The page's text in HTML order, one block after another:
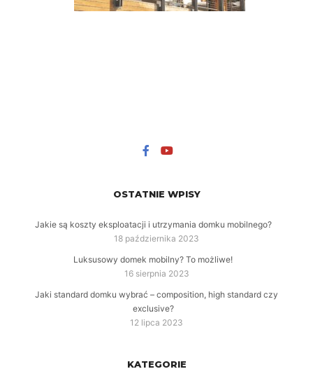
OSTATNIE WPISY
Jakie są koszty eksploatacji i utrzymania domku mobilnego?
18 października 2023
Luksusowy domek mobilny? To możliwe!
16 sierpnia 2023
Jaki standard domku wybrać – composition, high standard czy
exclusive?
12 lipca 2023
KATEGORIE